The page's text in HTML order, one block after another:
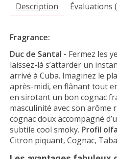
Description Évaluations
Fragrance:
Duc de Santal - Fermez les
laissez-là s’attarder un
arrivé à Cuba. Imaginez le
après-midi, en flânant tout
en sirotant un bon cognac
masculinité avec son arôme
cognac doux accompagné
subtile cool smoky. Profil
Citron piquant, Cognac,